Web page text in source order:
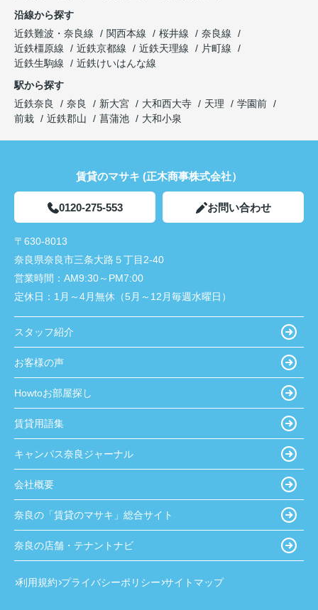
沿線から探す
近鉄難波・奈良線
関西本線 桜井線
奈良線
近鉄橿原線
近鉄京都線 近鉄天理線
片町線
近鉄生駒線
近鉄けいはんな線
駅から探す
近鉄奈良
奈良 新大宮 大和西大寺 天理
学園前
前栽
近鉄郡山 菖蒲池 大和小泉
賃貸のマサキ (正木商事株式会社）
0120-275-553 お問い合わせ
〒630-8013
奈良県奈良市三条大路５丁目2-40
営業時間： AM9:30～PM7:00
定休日： 1月～4月無休（5月～12月毎週水曜日）
スタッフ紹介
お客様の声
Howtoお部屋探し
賃貸用語集
キャンパス奈良ジャーナル
会社概要
奈良の「賃貸のマサキ」総合サイト
奈良の店舗・テナントナビ
利用規約 プライバシーポリシー サイトマップ